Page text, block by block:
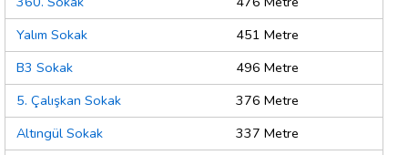
Yalım Sokak
451 Metre
B3 Sokak
496 Metre
5. Çalışkan Sokak
376 Metre
Altıngül Sokak
337 Metre